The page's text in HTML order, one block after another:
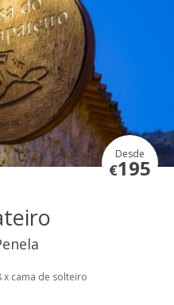
Desde
€195
x cama de solteiro